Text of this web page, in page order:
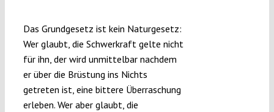
Submissions
Funding
Das Grundgesetz ist kein Naturgesetz:
Wer glaubt, die Schwerkraft gelte nicht
für ihn, der wird unmittelbar nachdem
er über die Brüstung ins Nichts
getreten ist, eine bittere Überraschung
erleben. Wer aber glaubt, die